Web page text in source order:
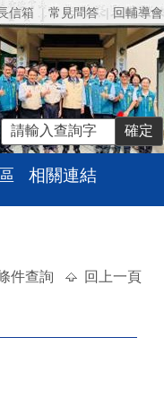
信箱 常見問答 回輔導會
相關連結
件查詢 回上一頁